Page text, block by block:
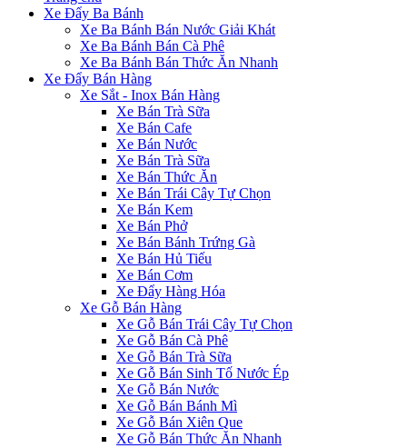
Xe Đẩy Ba Bánh
Xe Ba Bánh Bán Nước Giải Khát
Xe Ba Bánh Bán Cà Phê
Xe Ba Bánh Bán Thức Ăn Nhanh
Xe Đẩy Bán Hàng
Xe Sắt - Inox Bán Hàng
Xe Bán Trà Sữa
Xe Bán Cafe
Xe Bán Nước
Xe Bán Trà Sữa
Xe Bán Thức Ăn
Xe Bán Trái Cây Tự Chọn
Xe Bán Kem
Xe Bán Phở
Xe Bán Bánh Trứng Gà
Xe Bán Hủ Tiếu
Xe Bán Cơm
Xe Đẩy Hàng Hóa
Xe Gỗ Bán Hàng
Xe Gỗ Bán Trái Cây Tự Chọn
Xe Gỗ Bán Cà Phê
Xe Gỗ Bán Trà Sữa
Xe Gỗ Bán Sinh Tố Nước Ép
Xe Gỗ Bán Nước
Xe Gỗ Bán Bánh Mì
Xe Gỗ Bán Xiên Que
Xe Gỗ Bán Thức Ăn Nhanh